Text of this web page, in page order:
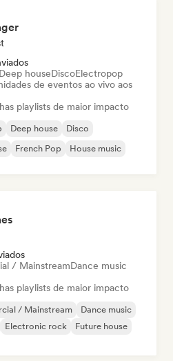
Deep houseDiscoElectropop
de eventos ao vivo aos
playlists de maior impacto
Deep house
Disco
French Pop House music
/ MainstreamDance music
playlists de maior impacto
/ Mainstream
Dance music
Electronic rock
Future house